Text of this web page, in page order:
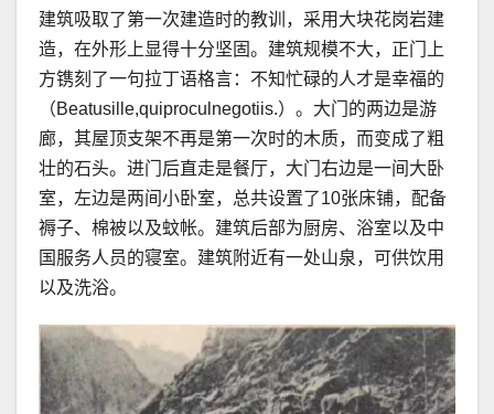
建筑吸取了第一次建造时的教训，采用大块花岗岩建
造，在外形上显得十分坚固。建筑规模不大，正门上
方镌刻了一句拉丁语格言：不知忙碌的人才是幸福的
（Beatusille,quiproculnegotiis.）。大门的两边是游
廊，其屋顶支架不再是第一次时的木质，而变成了粗
壮的石头。进门后直走是餐厅，大门右边是一间大卧
室，左边是两间小卧室，总共设置了10张床铺，配备
褥子、棉被以及蚊帐。建筑后部为厨房、浴室以及中
国服务人员的寝室。建筑附近有一处山泉，可供饮用
以及洗浴。